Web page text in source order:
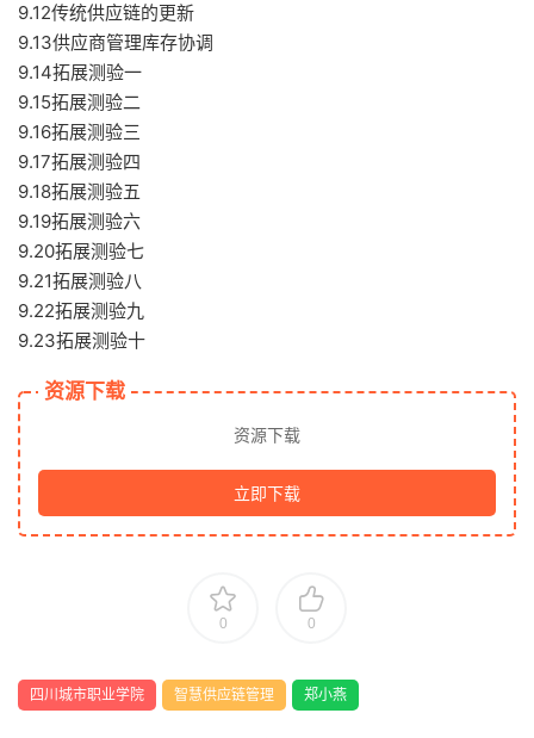
9.12传统供应链的更新
9.13供应商管理库存协调
9.14拓展测验一
9.15拓展测验二
9.16拓展测验三
9.17拓展测验四
9.18拓展测验五
9.19拓展测验六
9.20拓展测验七
9.21拓展测验八
9.22拓展测验九
9.23拓展测验十
资源下载
资源下载
立即下载
0 0
四川城市职业学院 智慧供应链管理 郑小燕